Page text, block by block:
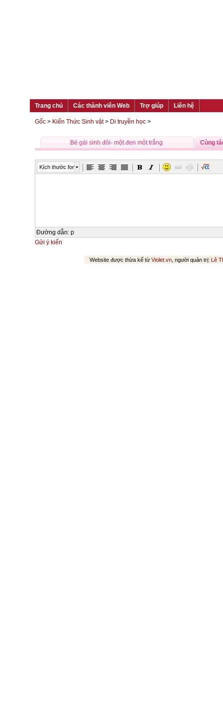
Trang chủ Các thành viên Web Trợ giúp Liên hệ
Gốc > Kiến Thức Sinh vật> Di truyền học >
Bé gái sinh đôi- một đen một trắng Cùng
Kích thước font
Đường dẫn: p
Gửi ý kiến
Website được thừa kế từ Violet.vn , người quản trị: Lê